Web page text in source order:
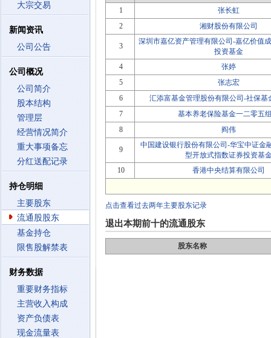
大宗交易
新闻资讯
公司公告
公司概况
公司简介
股本结构
管理层
经营情况简介
重大事项备忘
分红送配记录
持仓明细
主要股东
流通股股东
基金持仓
限售股解禁表
财务数据
重要财务指标
主营收入构成
资产负债表
现金流量表
1
张长虹
2
湘财股份有限公司
3
深圳市嘉亿资产管理有限公司-嘉亿价值
投资基金
4
张婷
5
张志宏
6
汇添富基金管理股份有限公司-社保基
7
基本养老保险基金一二零五
8
阎伟
9
中国建设银行股份有限公司-华宝中证金
型开放式指数证券投资基
10
香港中央结算有限公司
点击查看过去两年主要股东记录
退出本期前十的流通股东
股东名称